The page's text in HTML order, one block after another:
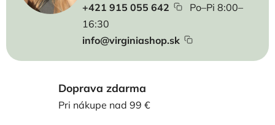
+421 915 055 642
Po–Pi 8:00–
16:30
info@virginiashop.sk
Doprava zdarma
Pri nákupe nad 99 €